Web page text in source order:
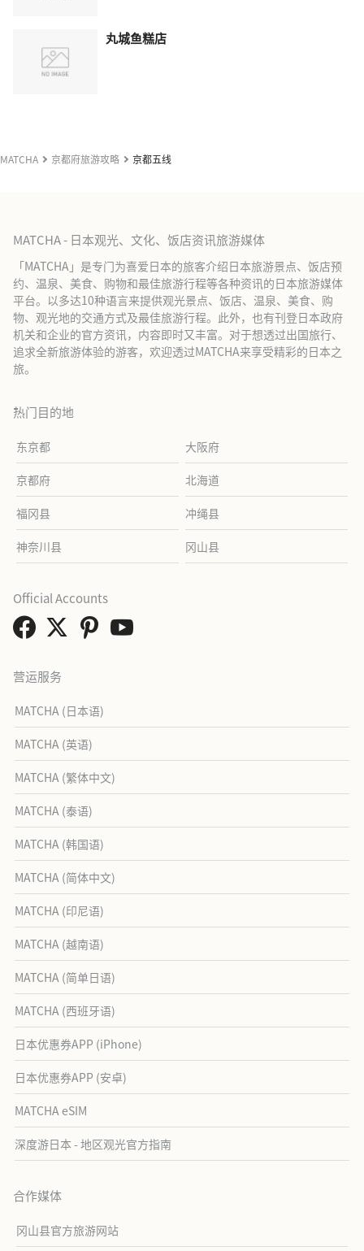
丸城鱼糕店
MATCHA 京都府旅游攻略 京都五线
MATCHA - 日本观光、文化、饭店资讯旅游媒体
「MATCHA」是专门为喜爱日本的旅客介绍日本旅游景点、饭店预
约、温泉、美食、购物和最佳旅游行程等各种资讯的日本旅游媒体
平台。以多达10种语言来提供观光景点、饭店、温泉、美食、购
物、观光地的交通方式及最佳旅游行程。此外，也有刊登日本政府
机关和企业的官方资讯，内容即时又丰富。对于想透过出国旅行、
追求全新旅游体验的游客，欢迎透过MATCHA来享受精彩的日本之
旅。
热门目的地
东京都 大阪府
京都府 北海道
福冈县 冲绳县
神奈川县 冈山县
营运服务
MATCHA (日本语)
MATCHA (英语)
MATCHA (繁体中文)
MATCHA (泰语)
MATCHA (韩国语)
MATCHA (简体中文)
MATCHA (印尼语)
MATCHA (越南语)
MATCHA (简单日语)
MATCHA (西班牙语)
日本优惠券APP (iPhone)
日本优惠券APP (安卓)
MATCHA eSIM
深度游日本 - 地区观光官方指南
合作媒体
冈山县官方旅游网站
Official Accounts